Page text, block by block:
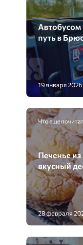
путь в
19 января 2026
Что еще
Печенье
вкусный
28 февраля